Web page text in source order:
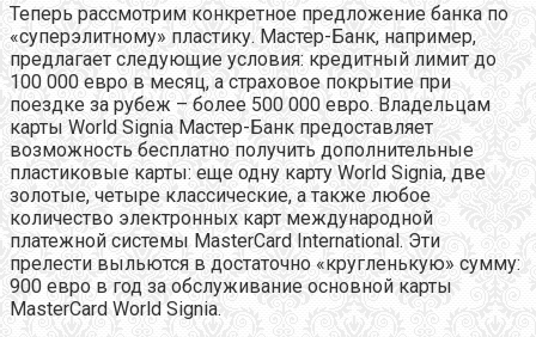
Теперь рассмотрим конкретное предложение банка по
«суперэлитному» пластику. Мастер-Банк, например,
предлагает следующие условия: кредитный лимит до
100 000 евро в месяц, а страховое покрытие при
поездке за рубеж – более 500 000 евро. Владельцам
карты World Signia Мастер-Банк предоставляет
возможность бесплатно получить дополнительные
пластиковые карты: еще одну карту World Signia, две
золотые, четыре классические, а также любое
количество электронных карт международной
платежной системы MasterCard International. Эти
прелести выльются в достаточно «кругленькую» сумму:
900 евро в год за обслуживание основной карты
MasterCard World Signia.